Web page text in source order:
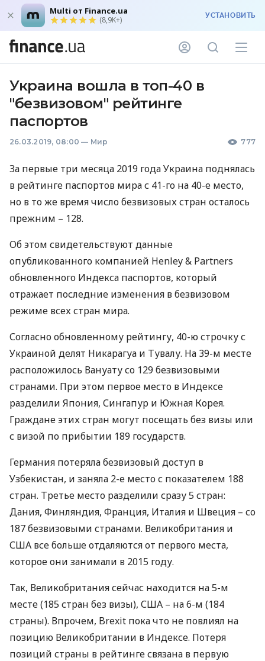
Multi от Finance.ua
(8,9K+) УСТАНОВИТЬ
Украина вошла в топ-40 в
"безвизовом" рейтинге
паспортов
26.03.2019, 08:00 — Мир 777
За первые три месяца 2019 года Украина поднялась
в рейтинге паспортов мира с 41-го на 40-е место,
но в то же время число безвизовых стран осталось
прежним – 128.
Об этом свидетельствуют данные
опубликованного компанией Henley & Partners
обновленного Индекса паспортов, который
отражает последние изменения в безвизовом
режиме всех стран мира.
Согласно обновленному рейтингу, 40-ю строчку с
Украиной делят Никарагуа и Тувалу. На 39-м месте
расположилось Вануату со 129 безвизовыми
странами. При этом первое место в Индексе
разделили Япония, Сингапур и Южная Корея.
Граждане этих стран могут посещать без визы или
с визой по прибытии 189 государств.
Германия потеряла безвизовый доступ в
Узбекистан, и заняла 2-е место с показателем 188
стран. Третье место разделили сразу 5 стран:
Дания, Финляндия, Франция, Италия и Швеция – со
187 безвизовыми странами. Великобритания и
США все больше отдаляются от первого места,
которое они занимали в 2015 году.
Так, Великобритания сейчас находится на 5-м
месте (185 стран без визы), США – на 6-м (184
страны). Впрочем, Brexit пока что не повлиял на
позицию Великобритании в Индексе. Потеря
позиций страны в рейтинге связана в первую